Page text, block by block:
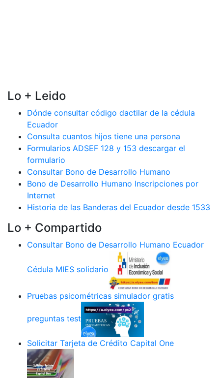
Lo + Leido
Dónde consultar código dactilar de la cédula
Ecuador
Consulta cuantos hijos tiene una persona
Formularios ADSEF 128 y 153 descargar el
formulario
Consultar Bono de Desarrollo Humano
Bono de Desarrollo Humano Inscripciones por
Internet
Historia de las Banderas del Ecuador desde 1533
Lo + Compartido
Consultar Bono de Desarrollo Humano Ecuador
Cédula MIES solidario
Pruebas psicométricas simulador gratis
preguntas test
Solicitar Tarjeta de Crédito Capital One